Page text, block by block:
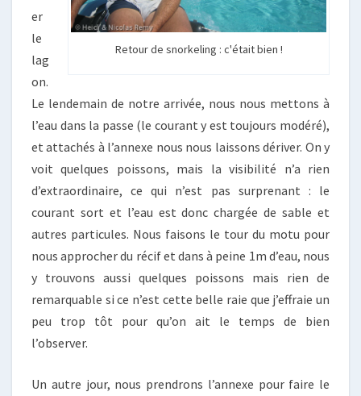
Retour de snorkeling : c'était bien !
er
le
lag
on.
Le lendemain de notre arrivée, nous nous mettons à
l’eau dans la passe (le courant y est toujours modéré),
et attachés à l’annexe nous nous laissons dériver. On y
voit quelques poissons, mais la visibilité n’a rien
d’extraordinaire, ce qui n’est pas surprenant : le
courant sort et l’eau est donc chargée de sable et
autres particules. Nous faisons le tour du motu pour
nous approcher du récif et dans à peine 1m d’eau, nous
y trouvons aussi quelques poissons mais rien de
remarquable si ce n’est cette belle raie que j’effraie un
peu trop tôt pour qu’on ait le temps de bien
l’observer.
Un autre jour, nous prendrons l’annexe pour faire le